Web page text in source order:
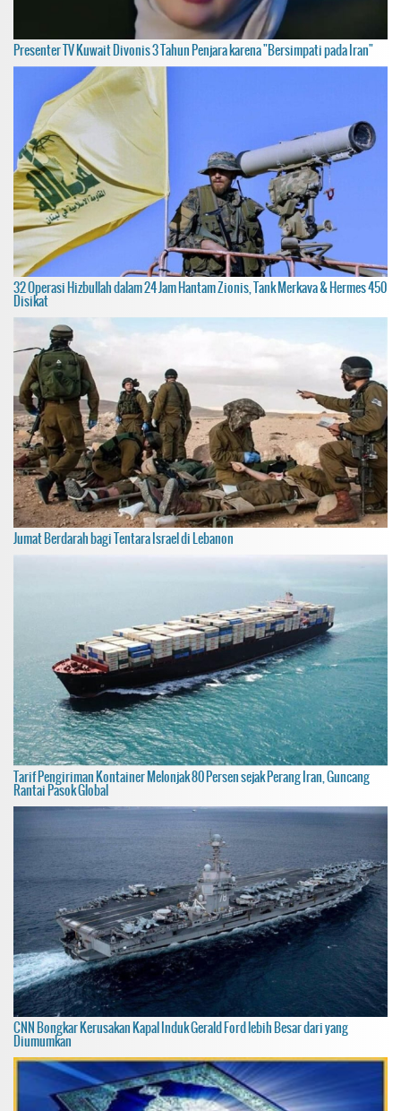
Presenter TV Kuwait Divonis 3 Tahun Penjara karena "Bersimpati pada Iran"
32 Operasi Hizbullah dalam 24 Jam Hantam Zionis, Tank Merkava & Hermes 450
Disikat
Jumat Berdarah bagi Tentara Israel di Lebanon
Tarif Pengiriman Kontainer Melonjak 80 Persen sejak Perang Iran, Guncang
Rantai Pasok Global
CNN Bongkar Kerusakan Kapal Induk Gerald Ford lebih Besar dari yang
Diumumkan